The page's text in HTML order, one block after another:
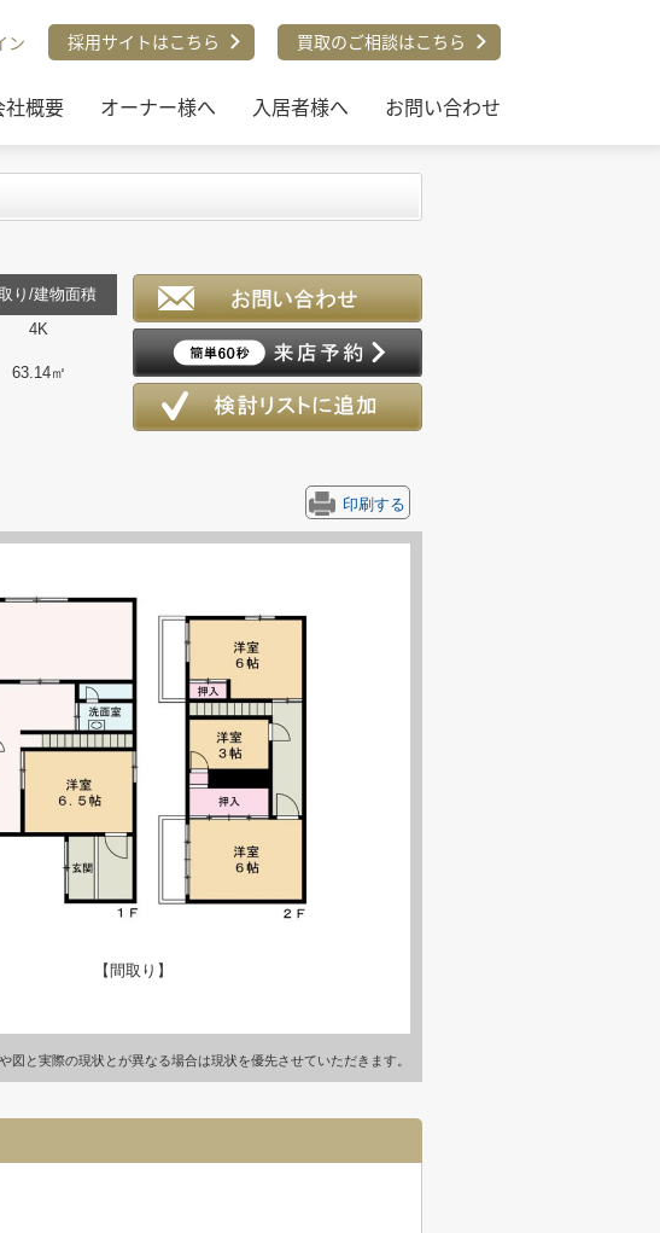
ン 採用サイトはこちら 買取のご相談はこちら
社概要 オーナー様へ 入居者様へ お問い合わせ
り/建物面積
4K
63.14㎡
印刷する
【間取り】
図と実際の現状とが異なる場合は現状を優先させていただきます。